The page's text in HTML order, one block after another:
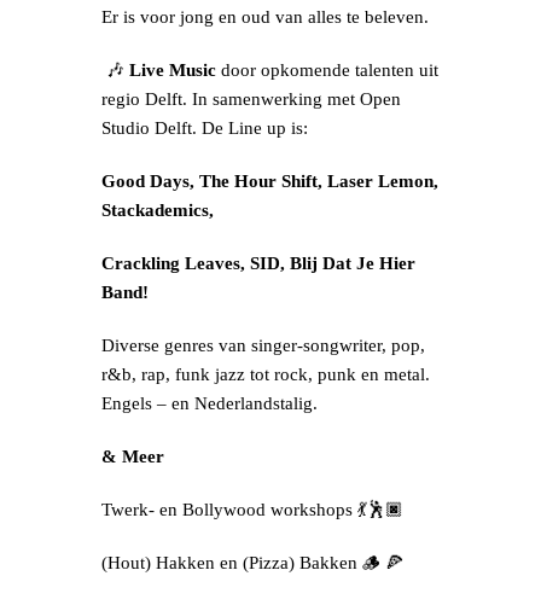
Er is voor jong en oud van alles te beleven.
🎶 Live Music door opkomende talenten uit
regio Delft. In samenwerking met Open
Studio Delft. De Line up is:
Good Days, The Hour Shift, Laser Lemon,
Stackademics,
Crackling Leaves, SID, Blij Dat Je Hier
Band!
Diverse genres van singer-songwriter, pop,
r&b, rap, funk jazz tot rock, punk en metal.
Engels – en Nederlandstalig.
& Meer
Twerk- en Bollywood workshops 💃🕺🏿
(Hout) Hakken en (Pizza) Bakken 🪵 🍕